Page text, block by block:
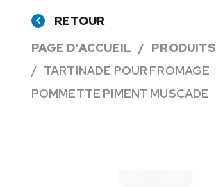
RETOUR
PAGE D'ACCUEIL
PRODUITS
TARTINADE POUR FROMAGE
POMMETTE PIMENT MUSCADE